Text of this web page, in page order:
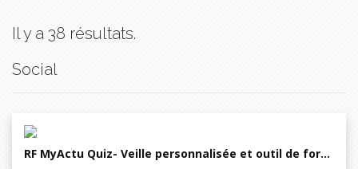
Il y a 38 résultats.
Social
RF MyActu Quiz- Veille personnalisée et outil de formation en ligne